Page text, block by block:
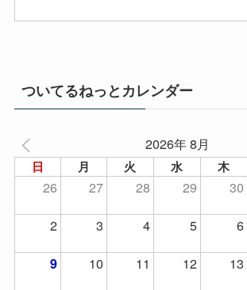
ついてるねっとカレンダー
2026年 8月
日 月 火 水 木
26 27 28 29 30
2
3 4 5 6
9 10 11 12 13